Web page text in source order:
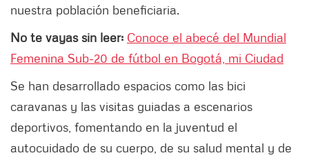
nuestra población beneficiaria.
No te vayas sin leer: Conoce el abecé del Mundial
Femenina Sub-20 de fútbol en Bogotá, mi Ciudad
Se han desarrollado espacios como las bici
caravanas y las visitas guiadas a escenarios
deportivos, fomentando en la juventud el
autocuidado de su cuerpo, de su salud mental y de